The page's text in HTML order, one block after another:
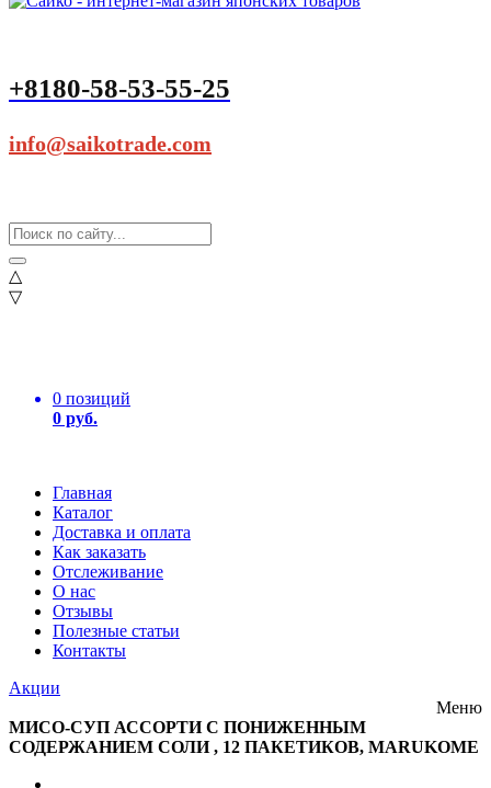
+8180-58-53-55-25
info@saikotrade.com
△
▽
0 позиций
0 руб.
Главная
Каталог
Доставка и оплата
Как заказать
Отслеживание
О нас
Отзывы
Полезные статьи
Контакты
Акции
Меню
МИСО-СУП АССОРТИ С ПОНИЖЕННЫМ
СОДЕРЖАНИЕМ СОЛИ , 12 ПАКЕТИКОВ, MARUKOME